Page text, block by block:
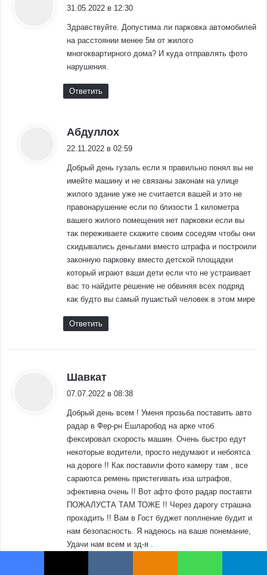
31.05.2022 в 12:30
Здравствуйте. Допустима ли парковка автомобилей
на расстоянии менее 5м от жилого
многоквартирного дома? И куда отправлять фото
нарушения.
Ответить
Абдуллох
22.11.2022 в 02:59
Добрый день гузаль если я правильно понял вы не
имейте машину и не связаны законам на улице
жилого здание уже не считается вашей и это не
правонарушение если по близости 1 километра
вашего жилого помещения нет парковки если вы
так переживаете скажите своим соседям чтобы они
скидывались деньгами вместо штрафа и построили
законную парковку вместо детской площадки
который играют ваши дети если что не устраивает
вас то найдите решение не обвиняя всех подряд
как будто вы самый пушистый человек в этом мире
Ответить
Шавкат
07.07.2022 в 08:38
Добрый день всем ! Уменя прозьба поставить авто
радар в Фер-рн Ешларобод на арке чтоб
фексировал скорость машин. Очень быстро едут
некоторые водители, просто недумают и небоятса
на дороге !! Как поставили фото камеру там , все
сараютса ремень пристегивать иза штрафов,
эфективна очень !! Вот афто фото радар поставти
ПОЖАЛУСТА ТАМ ТОЖЕ !! Через дарогу страшна
прохадить !! Вам в Гост буджет поплнение будит и
нам безопасность. Я надеюсь на ваше понемание,
Удачи нам всем и зд-я .